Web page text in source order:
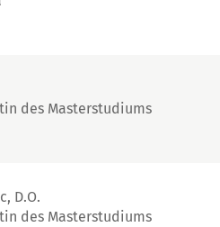
des Masterstudiums
D.O.
des Masterstudiums